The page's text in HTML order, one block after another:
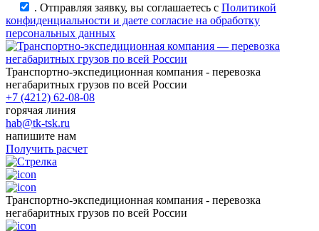
. Отправляя заявку, вы соглашаетесь с Политикой
конфиденциальности и даете согласие на обработку
персональных данных
Транспортно-экспедиционная компания - перевозка
негабаритных грузов по всей России
+7 (4212) 62-08-08
горячая линия
hab@tk-tsk.ru
напишите нам
Получить расчет
Транспортно-экспедиционная компания - перевозка
негабаритных грузов по всей России